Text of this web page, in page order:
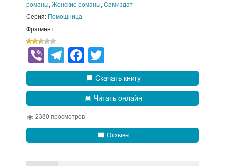
романы Женские романы Самиздат
Серия: Помощница
Фрагмент
ViberTelegram
Facebook
Скачать книгу
Читать онлайн
2380 просмотров
Отзывы